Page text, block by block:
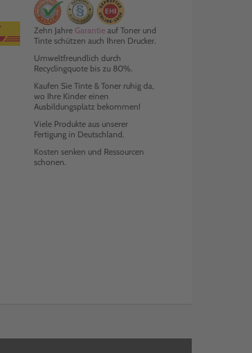
Zehn Jahre Garantieauf Toner und
Tinte schützen auch Ihren Drucker.
Umweltfreundlich durch
Recyclingquote bis zu 80%.
Kaufen Sie Tinte & Toner ruhig da,
wo Ihre Kinder einen
Ausbildungsplatz bekommen!
Viele Produkte aus unserer
Fertigung in Deutschland.
Kosten senken und Ressourcen
schonen.